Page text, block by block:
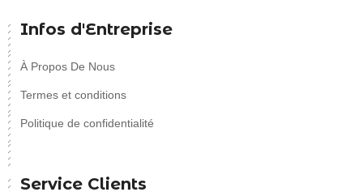
Infos d'Entreprise
À Propos De Nous
Termes et conditions
Politique de confidentialité
Service Clients